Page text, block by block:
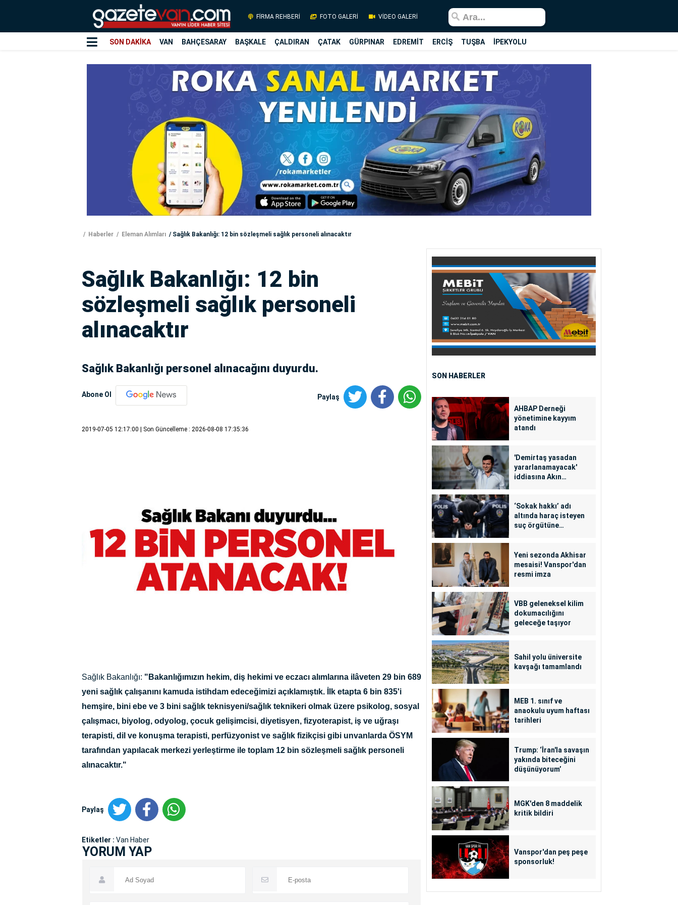
FİRMA REHBERİ FOTO GALERİ VİDEO GALERİ
SON DAKİKA VAN BAHÇESARAY BAŞKALE ÇALDIRAN ÇATAK GÜRPINAR EDREMİT ERCİŞ TUŞBA İPEKYOLU
Haberler Eleman Alımları Sağlık Bakanlığı: 12 bin sözleşmeli sağlık personeli alınacaktır
Sağlık Bakanlığı: 12 bin
sözleşmeli sağlık personeli
alınacaktır
Sağlık Bakanlığı personel alınacağını duyurdu.
Abone Ol Paylaş
2019-07-05 12:17:00 | Son Güncelleme : 2026-08-08 17:35:36
Sağlık Bakanlığı: "Bakanlığımızın hekim, diş hekimi ve eczacı alımlarına ilâveten 29 bin 689
yeni sağlık çalışanını kamuda istihdam edeceğimizi açıklamıştık. İlk etapta 6 bin 835'i
hemşire, bini ebe ve 3 bini sağlık teknisyeni/sağlık teknikeri olmak üzere psikolog, sosyal
çalışmacı, biyolog, odyolog, çocuk gelişimcisi, diyetisyen, fizyoterapist, iş ve uğraşı
terapisti, dil ve konuşma terapisti, perfüzyonist ve sağlık fizikçisi gibi unvanlarda ÖSYM
tarafından yapılacak merkezi yerleştirme ile toplam 12 bin sözleşmeli sağlık personeli
alınacaktır."
Paylaş
Etiketler : Van Haber
YORUM YAP
SON HABERLER
AHBAP Derneği
yönetimine kayyım
atandı
'Demirtaş yasadan
yararlanamayacak'
iddiasına Akın
‘Sokak hakkı’ adı
altında haraç isteyen
suç örgütüne
Yeni sezonda Akhisar
mesaisi! Vanspor'dan
resmi imza
VBB geleneksel kilim
dokumacılığını
geleceğe taşıyor
Sahil yolu üniversite
kavşağı tamamlandı
MEB 1. sınıf ve
anaokulu uyum haftası
tarihleri
Trump: ‘İran'la savaşın
yakında biteceğini
düşünüyorum’
MGK'den 8 maddelik
kritik bildiri
Vanspor'dan peş peşe
sponsorluk!